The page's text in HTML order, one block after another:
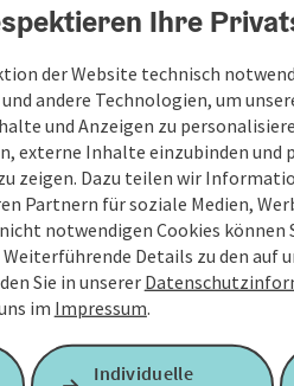
Ihre
der Website technisch
andere Technologien, um
und Anzeigen zu
externe Inhalte einzubinden und
zeigen. Dazu teilen wir
Partnern für soziale Medien,
notwendigen Cookies können
Details zu den auf
Sie in unserer
im Impressum.
Individuelle